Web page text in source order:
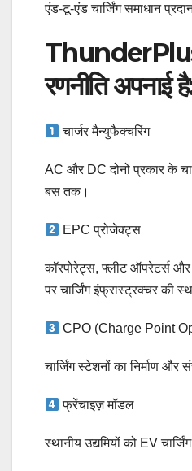
एंड-टू-एंड चार्जिंग समाधान
रणनीति अपनाई
चार्जर मैन्युफैक्चरिंग
AC और DC दोनों प्रकार के
बस तक।
EPC प्रोजेक्ट्स
कॉरपोरेट्स, फ्लीट ऑपरेटर्स
पर चार्जिंग इंफ्रास्ट्रक्चर की
CPO (Charge Point
चार्जिंग स्टेशनों का निर्माण और
फ्रेंचाइज़ मॉडल
स्थानीय उद्यमियों को EV